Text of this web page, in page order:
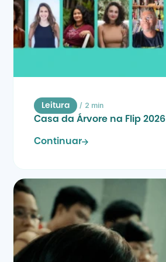
Leitura / 2 min
Casa da Árvore na Flip 2026
Continuar